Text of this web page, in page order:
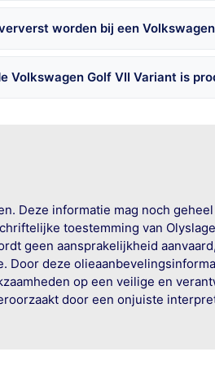
worden bij een
Volkswagen Golf VII Variant is
Deze informatie mag noch
toestemming van
geen aansprakelijkheid
Door deze
op een veilige en
door een onjuiste